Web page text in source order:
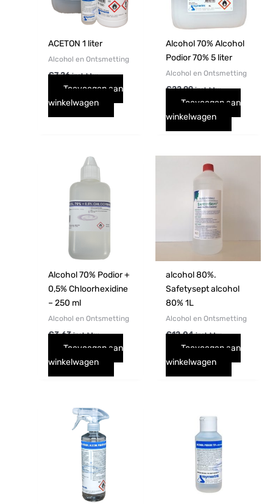
ACETON 1 liter
Alcohol en Ontsmetting
€7,26 incl. btw
Toevoegen aan
winkelwagen
Alcohol 70% Alcohol
Podior 70% 5 liter
Alcohol en Ontsmetting
€22,99 incl. btw
Toevoegen aan
winkelwagen
Alcohol 70% Podior +
0,5% Chloorhexidine
– 250 ml
Alcohol en Ontsmetting
€3,63 incl. btw
Toevoegen aan
winkelwagen
alcohol 80%.
Safetysept alcohol
80% 1L
Alcohol en Ontsmetting
€12,04 incl. btw
Toevoegen aan
winkelwagen